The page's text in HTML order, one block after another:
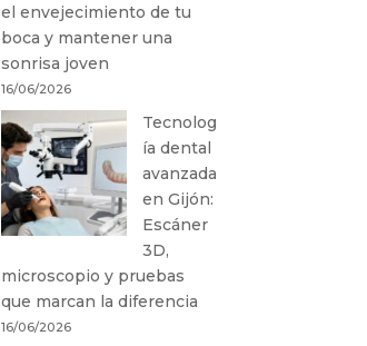
el envejecimiento de tu
boca y mantener una
sonrisa joven
16/06/2026
Tecnolog
ía dental
avanzada
en Gijón:
Escáner
3D,
microscopio y pruebas
que marcan la diferencia
16/06/2026